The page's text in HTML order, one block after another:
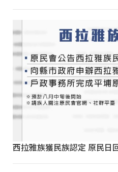
西拉雅族獲民族認定 原民日